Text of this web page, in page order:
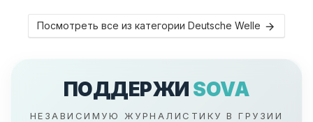
Посмотреть все из категории Deutsche Welle
ПОДДЕРЖИ SOVA
НЕЗАВИСИМУЮ ЖУРНАЛИСТИКУ В ГРУЗИИ